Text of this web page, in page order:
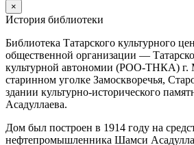
×
История библиотеки
Библиотека Татарского культурного
общественной организации —
культурной автономии (РОО-ТНКА) г.
старинном уголке Замоскворечья,
здании культурно-исторического
Асадуллаева.
Дом был построен в 1914 году на
нефтепромышленника Шамси